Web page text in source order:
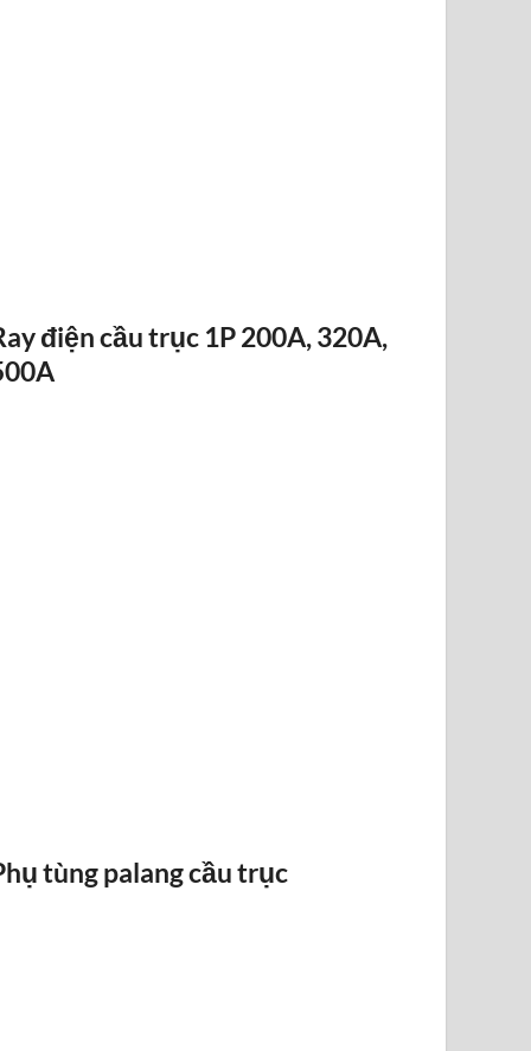
điện cầu trục 1P 200A, 320A,
tùng palang cầu trục